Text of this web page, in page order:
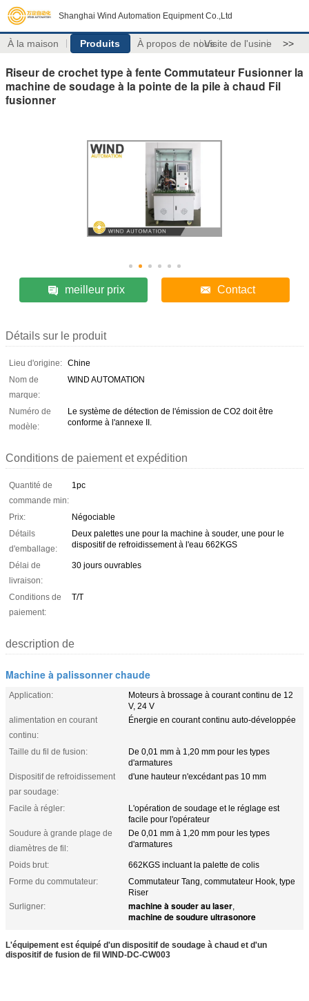
Shanghai Wind Automation Equipment Co.,Ltd
À la maison Produits À propos de nousVisite de l'usine >>
Riseur de crochet type à fente Commutateur Fusionner la
machine de soudage à la pointe de la pile à chaud Fil
fusionner
meilleur prix Contact
Détails sur le produit
Lieu d'origine: Chine
Nom de
marque:
WIND AUTOMATION
Numéro de
modèle:
Le système de détection de l'émission de CO2 doit être
conforme à l'annexe II.
Conditions de paiement et expédition
Quantité de
commande min:
1pc
Prix:
Négociable
Détails
d'emballage:
Deux palettes une pour la machine à souder, une pour le
dispositif de refroidissement à l'eau 662KGS
Délai de
livraison:
30 jours ouvrables
Conditions de
paiement:
T/T
description de
Machine à palissonner chaude
Application:
Moteurs à brossage à courant continu de 12
V, 24 V
alimentation en courant
continu:
Énergie en courant continu auto-développée
Taille du fil de fusion:
De 0,01 mm à 1,20 mm pour les types
d'armatures
Dispositif de refroidissement
par soudage:
d'une hauteur n'excédant pas 10 mm
Facile à régler:
L'opération de soudage et le réglage est
facile pour l'opérateur
Soudure à grande plage de
diamètres de fil:
De 0,01 mm à 1,20 mm pour les types
d'armatures
Poids brut:
662KGS incluant la palette de colis
Forme du commutateur:
Commutateur Tang, commutateur Hook, type
Riser
Surligner:
machine à souder au laser,
machine de soudure ultrasonore
L'équipement est équipé d'un dispositif de soudage à chaud et d'un
dispositif de fusion de fil WIND-DC-CW003